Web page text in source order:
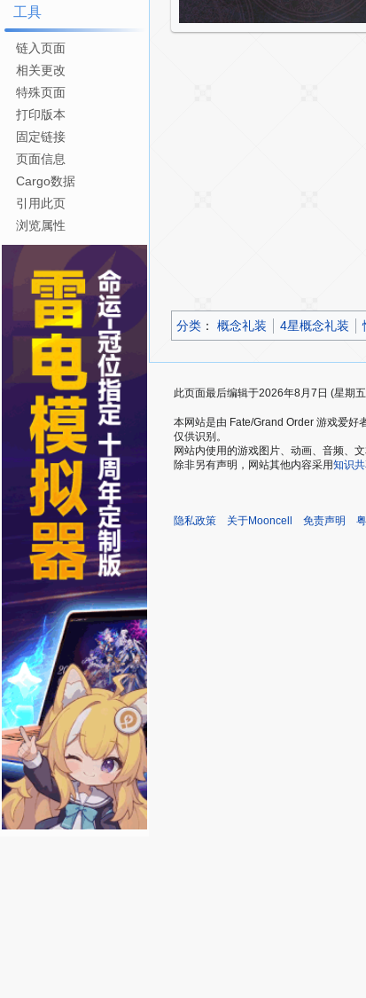
分类 ：​ 概念礼装 4星概念礼装
工具
链入页面
相关更改
特殊页面
打印版本
固定链接
页面信息
Cargo数据
引用此页
浏览属性
此页面最后编辑于2026年8月7日 (星期五
本网站是由 Fate/Grand Order 游戏爱好
仅供识别。
网站内使用的游戏图片、动画、音频、
除非另有声明，网站其他内容采用知识
隐私政策 关于Mooncell 免责声明